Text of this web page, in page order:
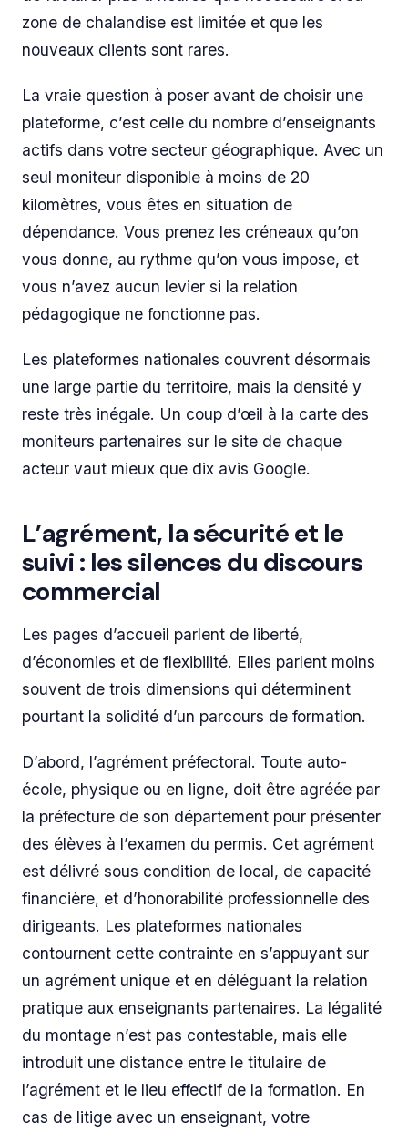
zone de chalandise est limitée et que les
nouveaux clients sont rares.
La vraie question à poser avant de choisir une
plateforme, c’est celle du nombre d’enseignants
actifs dans votre secteur géographique. Avec un
seul moniteur disponible à moins de 20
kilomètres, vous êtes en situation de
dépendance. Vous prenez les créneaux qu’on
vous donne, au rythme qu’on vous impose, et
vous n’avez aucun levier si la relation
pédagogique ne fonctionne pas.
Les plateformes nationales couvrent désormais
une large partie du territoire, mais la densité y
reste très inégale. Un coup d’œil à la carte des
moniteurs partenaires sur le site de chaque
acteur vaut mieux que dix avis Google.
L’agrément, la sécurité et le
suivi : les silences du discours
commercial
Les pages d’accueil parlent de liberté,
d’économies et de flexibilité. Elles parlent moins
souvent de trois dimensions qui déterminent
pourtant la solidité d’un parcours de formation.
D’abord, l’agrément préfectoral. Toute auto-
école, physique ou en ligne, doit être agréée par
la préfecture de son département pour présenter
des élèves à l’examen du permis. Cet agrément
est délivré sous condition de local, de capacité
financière, et d’honorabilité professionnelle des
dirigeants. Les plateformes nationales
contournent cette contrainte en s’appuyant sur
un agrément unique et en déléguant la relation
pratique aux enseignants partenaires. La légalité
du montage n’est pas contestable, mais elle
introduit une distance entre le titulaire de
l’agrément et le lieu effectif de la formation. En
cas de litige avec un enseignant, votre